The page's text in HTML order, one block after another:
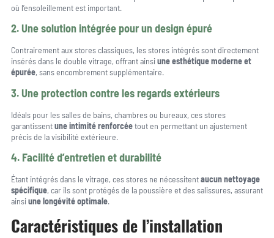
où l’ensoleillement est important.
2. Une solution intégrée pour un design épuré
Contrairement aux stores classiques, les stores intégrés sont directement
insérés dans le double vitrage, offrant ainsiune esthétique moderne et
épurée, sans encombrement supplémentaire.
3. Une protection contre les regards extérieurs
Idéals pour les salles de bains, chambres ou bureaux, ces stores
garantissentune intimité renforcéetout en permettant un ajustement
précis de la visibilité extérieure.
4. Facilité d’entretien et durabilité
Étant intégrés dans le vitrage, ces stores ne nécessitentaucun nettoyage
spécifique, car ils sont protégés de la poussière et des salissures, assurant
ainsiune longévité optimale.
Caractéristiques de l’installation